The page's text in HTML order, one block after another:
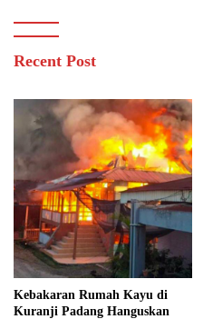
Recent Post
Kebakaran Rumah Kayu di
Kuranji Padang Hanguskan